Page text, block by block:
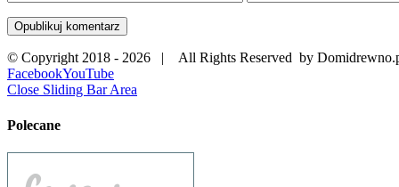
© Copyright 2018 - 2026 | All Rights Reserved by
FacebookYouTube
Close Sliding Bar Area
Polecane